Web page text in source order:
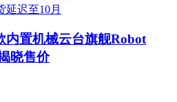
内置机械云台旗舰Robot
晓售价